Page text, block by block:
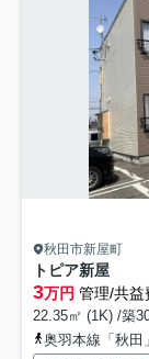
秋田市新屋町
トピア新屋
3万円 管理/共益
22.35㎡ (1K) /築
奥羽本線「秋田